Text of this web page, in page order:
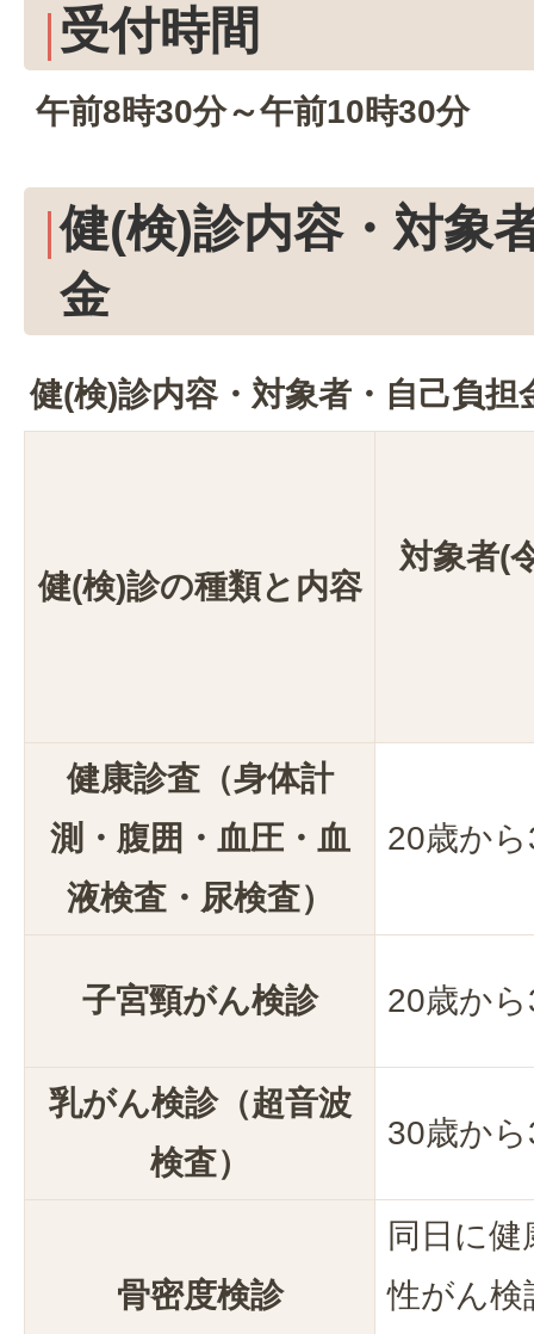
受付時間
午前8時30分～午前10時30分
健(検)診内容・対象
金
健(検)診内容・対象者・自己負担
健(検)診の種類と内容
対象者(
健康診査（身体計
測・腹囲・血圧・血
液検査・尿検査）
20歳か
子宮頸がん検診 20歳か
乳がん検診（超音波
検査）
30歳か
骨密度検診
同日に
性がん検